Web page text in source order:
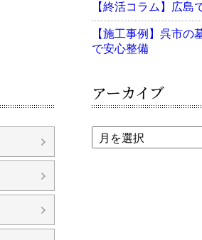
【終活コラム】広
【施工事例】呉市
で安心整備
アーカイブ